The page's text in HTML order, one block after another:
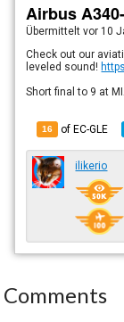
Airbus
Übermitteltvor 10
Check out our
leveled sound!
Short final to 9 at
16 of EC-GLE
ilikerio
Comments